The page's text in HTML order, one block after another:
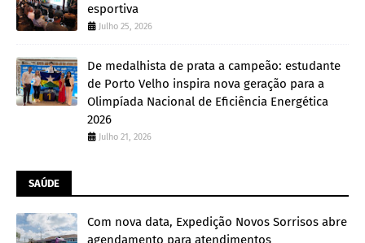
esportiva
Julho 25, 2026
De medalhista de prata a campeão: estudante
de Porto Velho inspira nova geração para a
Olimpíada Nacional de Eficiência Energética
2026
Julho 21, 2026
SAÚDE
Com nova data, Expedição Novos Sorrisos abre
agendamento para atendimentos